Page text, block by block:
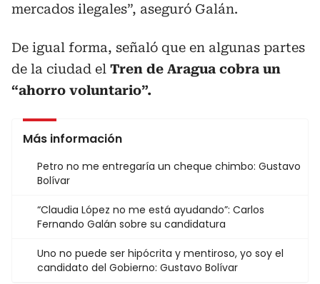
mercados ilegales”, aseguró Galán.
De igual forma, señaló que en algunas partes
de la ciudad el Tren de Aragua cobra un
“ahorro voluntario”.
Más información
Petro no me entregaría un cheque chimbo: Gustavo
Bolívar
“Claudia López no me está ayudando”: Carlos
Fernando Galán sobre su candidatura
Uno no puede ser hipócrita y mentiroso, yo soy el
candidato del Gobierno: Gustavo Bolívar